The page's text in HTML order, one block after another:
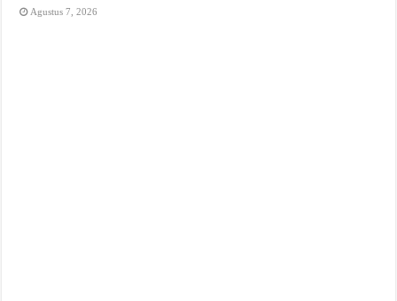
Agustus 7, 2026